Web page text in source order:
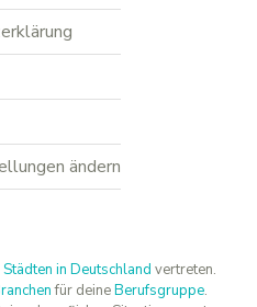
ändern
Städten in Deutschland vertreten.
für deineBerufsgruppe.